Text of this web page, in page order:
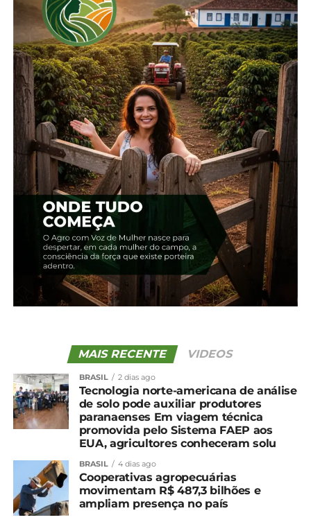
Compartilhe isso:
Facebook 18+
Relacionado
Cotação agrícola para a
região de Guarapuava
19 de fevereiro, 2024
Em "Guarapuava"
Cotação agrícola para
região de Guarapuava
1 de fevereiro, 2024
Em "Guarapuava"
Cotação agrícola para
região de Guarapuava
5 de fevereiro, 2024
Em "Guarapuava"
TÓPICOS RELACIONADOS:
UP NEXT
Cotação agrícola para a região de
Guarapuava
MAIS RECENTE VIDEOS
BRASIL 2 dias ago
Tecnologia norte-americana de análise
de solo pode auxiliar produtores
paranaenses Em viagem técnica
promovida pelo Sistema FAEP aos
EUA, agricultores conheceram solu
BRASIL 4 dias ago
Cooperativas agropecuárias
movimentam R$ 487,3 bilhões e
ampliam presença no país